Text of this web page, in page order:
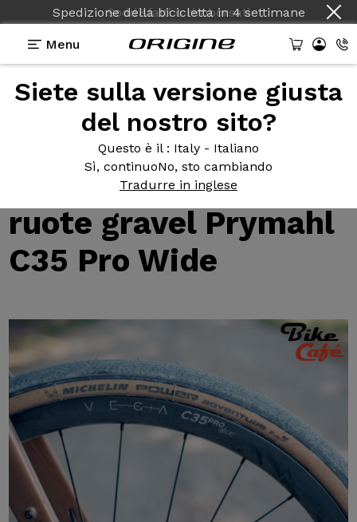
Spedizione della biciclettain4 settimane
Menu
Siete sulla versione giusta
del nostro sito?
Questo è il : Italy - Italiano
Sì, continuoNo, sto cambiando
Tradurre in inglese
Test della bicicletta Origine>Quasi 1.000 km e
10.000 m di D+ con le ruote gravel Prymahl C35 Pro
Quasi 1.000km e
10.000 m di D+ con le
ruote gravel Prymahl
C35 Pro Wide